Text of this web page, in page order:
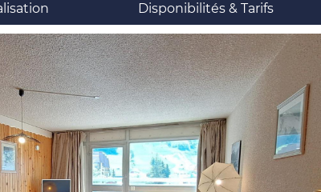
Disponibilités & Tarifs